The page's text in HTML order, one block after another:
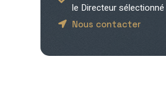
le Directeur sélectionné
Nous contacter